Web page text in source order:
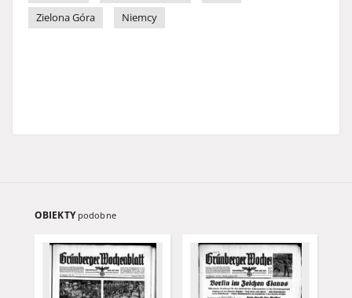
Zielona Góra
Niemcy
OBIEKTY podobne